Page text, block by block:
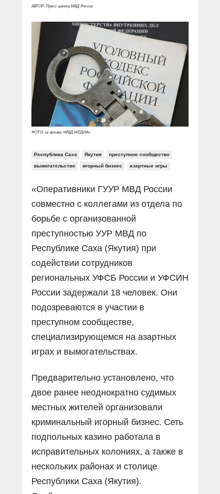
Социальные ролики
Специальный репортаж
КиберПОСТОВОЙ
Журнал «Полиция России»
Контакты
Вакансии
АВТОР: Пресс-центр МВД России
ФОТО: из архива «МВД МЕДИА»
Республика Саха Якутия преступное сообщество
вымогательство игорный бизнес азартные игры
«Оперативники ГУУР МВД России
совместно с коллегами из отдела по
борьбе с организованной
преступностью УУР МВД по
Республике Саха (Якутия) при
содействии сотрудников
региональных УФСБ России и УФСИН
России задержали 18 человек. Они
подозреваются в участии в
преступном сообществе,
специализирующемся на азартных
играх и вымогательствах.
Предварительно установлено, что
двое ранее неоднократно судимых
местных жителей организовали
криминальный игорный бизнес. Сеть
подпольных казино работала в
исправительных колониях, а также в
нескольких районах и столице
Республики Саха (Якутия).